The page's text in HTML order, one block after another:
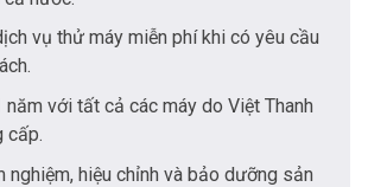
vụ thử máy miễn phí khi có yêu cầu
năm với tất cả các máy do Việt Thanh
cấp.
nghiệm, hiệu chỉnh và bảo dưỡng sản